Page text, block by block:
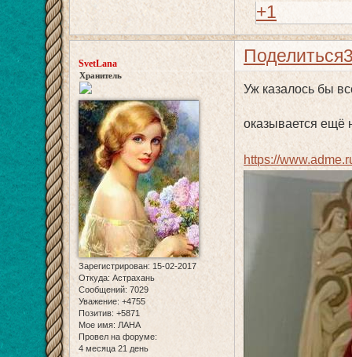
+1
Поделиться
SvetLana
Хранитель
Зарегистрирован: 15-02-2017
Откуда: Астрахань
Сообщений: 7029
Уважение: +4755
Позитив: +5871
Мое имя: ЛАНА
Провел на форуме:
4 месяца 21 день
Уж казалось бы
оказывается ещё
https://